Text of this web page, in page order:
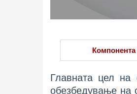
Главната цел на
обезбедување на